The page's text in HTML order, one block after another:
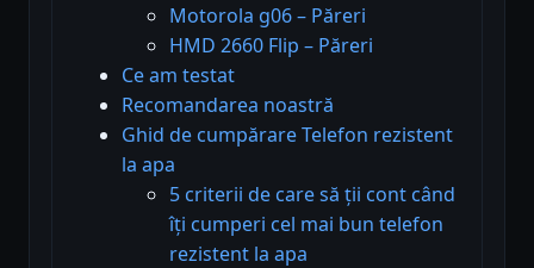
Motorola g06 – Păreri
HMD 2660 Flip – Păreri
Ce am testat
Recomandarea noastră
Ghid de cumpărare Telefon rezistent
la apa
5 criterii de care să ții cont când
îți cumperi cel mai bun telefon
rezistent la apa